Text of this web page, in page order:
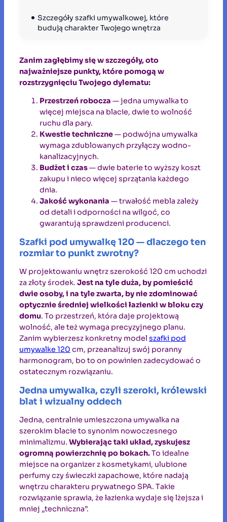
Szczegóły szafki umywalkowej, które
budują charakter Twojego wnętrza
Zanim zagłębimy się w szczegóły, oto
najważniejsze punkty, które pomogą w
rozstrzygnięciu Twojego dylematu:
Przestrzeń robocza — jedna umywalka to
więcej miejsca na blacie, dwie to wolność
ruchu dla pary.
Kwestie techniczne— podwójna umywalka
wymaga zdublowanych przyłączy wodno-
kanalizacyjnych.
Budżet i czas— dwie baterie to wyższy koszt
zakupu i nieco więcej sprzątania każdego
dnia.
Jakość wykonania — trwałość mebla zależy
od detali i odporności na wilgoć, co
gwarantują sprawdzeni producenci.
Szafki pod umywalkę 120 — dlaczego ten
rozmiar to punkt zwrotny?
W projektowaniu wnętrz szerokość 120 cm uchodzi
za złoty środek. Jest na tyle duża, by pomieścić
dwie osoby, i na tyle zwarta, by nie zdominować
optycznie średniej wielkości łazienki w bloku czy
domu. To przestrzeń, która daje projektową
wolność, ale też wymaga precyzyjnego planu.
Zanim wybierzesz konkretny model szafki pod
umywalke 120 cm, przeanalizuj swój poranny
harmonogram, bo to on powinien zadecydować o
ostatecznym rozwiązaniu.
Jedna umywalka, czyli szeroki, królewski
blat i wizualny oddech
Jedna, centralnie umieszczona umywalka na
szerokim blacie to synonim nowoczesnego
minimalizmu. Wybierając taki układ, zyskujesz
ogromną powierzchnię po bokach.To idealne
miejsce na organizer z kosmetykami, ulubione
perfumy czy świeczki zapachowe, które nadają
wnętrzu charakteru prywatnego SPA. Takie
rozwiązanie sprawia, że łazienka wydaje się lżejsza i
mniej „techniczna”.